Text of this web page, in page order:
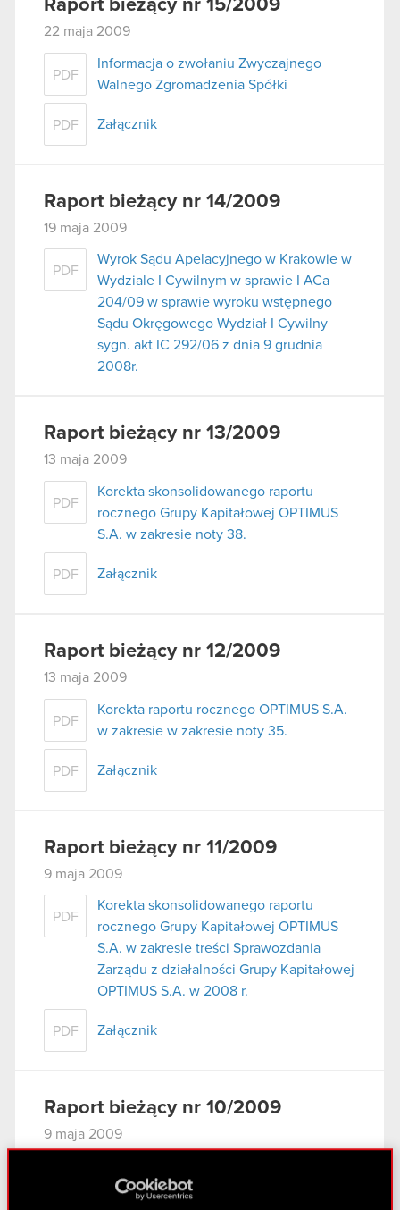
Raport bieżący nr 15/2009
22 maja 2009
PDF
Informacja o zwołaniu Zwyczajnego
Walnego Zgromadzenia Spółki
PDF Załącznik
Raport bieżący nr 14/2009
19 maja 2009
PDF
Wyrok Sądu Apelacyjnego w Krakowie w
Wydziale I Cywilnym w sprawie I ACa
204/09 w sprawie wyroku wstępnego
Sądu Okręgowego Wydział I Cywilny
sygn. akt IC 292/06 z dnia 9 grudnia
2008r.
Raport bieżący nr 13/2009
13 maja 2009
PDF
Korekta skonsolidowanego raportu
rocznego Grupy Kapitałowej OPTIMUS
S.A. w zakresie noty 38.
PDF Załącznik
Raport bieżący nr 12/2009
13 maja 2009
PDF
Korekta raportu rocznego OPTIMUS S.A.
w zakresie w zakresie noty 35.
PDF Załącznik
Raport bieżący nr 11/2009
9 maja 2009
PDF
Korekta skonsolidowanego raportu
rocznego Grupy Kapitałowej OPTIMUS
S.A. w zakresie treści Sprawozdania
Zarządu z działalności Grupy Kapitałowej
OPTIMUS S.A. w 2008 r.
PDF Załącznik
Raport bieżący nr 10/2009
9 maja 2009
w zakresie treści Sprawozdania Zarządu